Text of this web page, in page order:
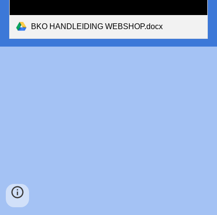
BKO HANDLEIDING WEBSHOP.docx